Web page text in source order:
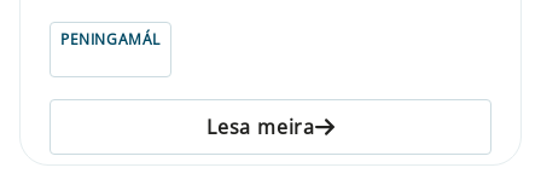
PENINGAMÁL
Lesa meira